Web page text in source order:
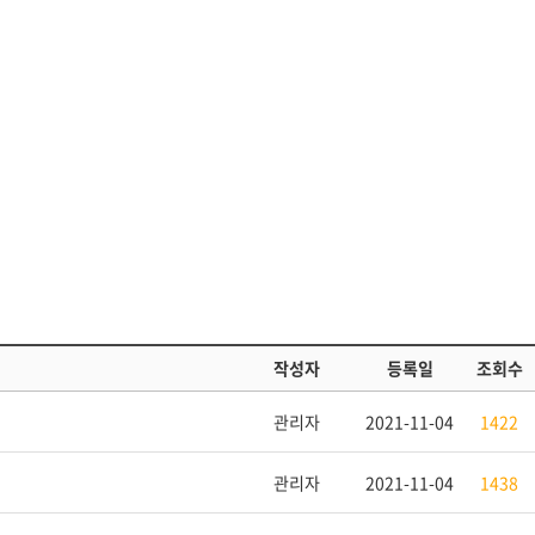
작성자 등록일 조회수
관리자 2021-11-04 1422
관리자 2021-11-04 1438